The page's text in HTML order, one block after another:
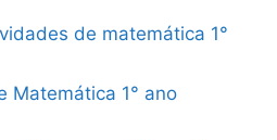
de matemática 1°
Matemática 1° ano